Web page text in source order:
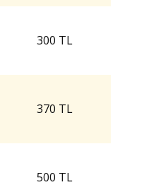
300 TL
370 TL
500 TL